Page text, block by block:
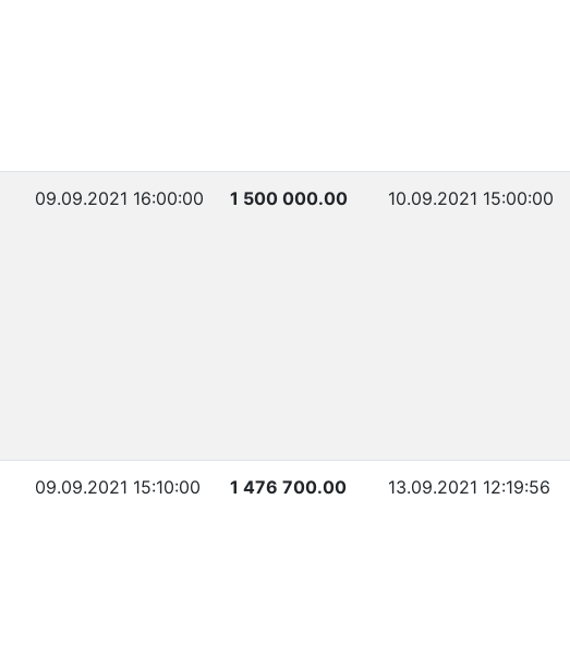
09.09.2021 16:00:00 1 500 000.00 10.09.2021 15:00:00
09.09.2021 15:10:00 1 476 700.00 13.09.2021 12:19:56